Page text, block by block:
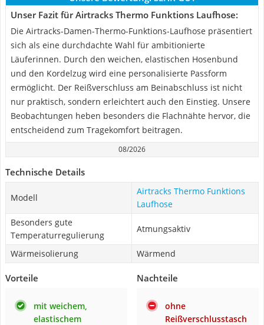
Unser Fazit für Airtracks Thermo Funktions Laufhose:
Die Airtracks-Damen-Thermo-Funktions-Laufhose präsentiert
sich als eine durchdachte Wahl für ambitionierte
Läuferinnen. Durch den weichen, elastischen Hosenbund
und den Kordelzug wird eine personalisierte Passform
ermöglicht. Der Reißverschluss am Beinabschluss ist nicht
nur praktisch, sondern erleichtert auch den Einstieg. Unsere
Beobachtungen heben besonders die Flachnähte hervor, die
entscheidend zum Tragekomfort beitragen.
08/2026
Technische Details
Modell
Airtracks Thermo Funktions
Laufhose
Besonders gute
Temperaturregulierung
Atmungsaktiv
Wärmeisolierung Wärmend
Vorteile
mit weichem,
elastischem
Nachteile
ohne
Reißverschlusstasch